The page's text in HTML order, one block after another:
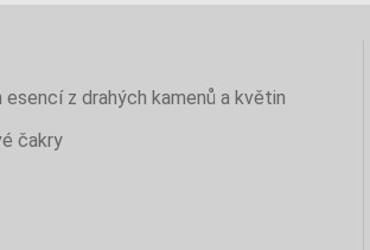
z drahých kamenů a květin
čakry